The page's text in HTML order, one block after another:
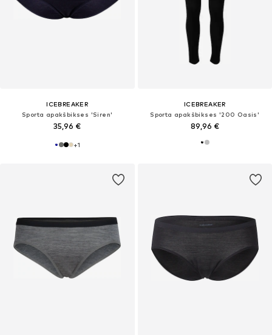
ICEBREAKER
Sporta apakšbikses 'Siren'
35,96 €
+1
ICEBREAKER
Sporta apakšbikses '200 Oasis'
89,96 €